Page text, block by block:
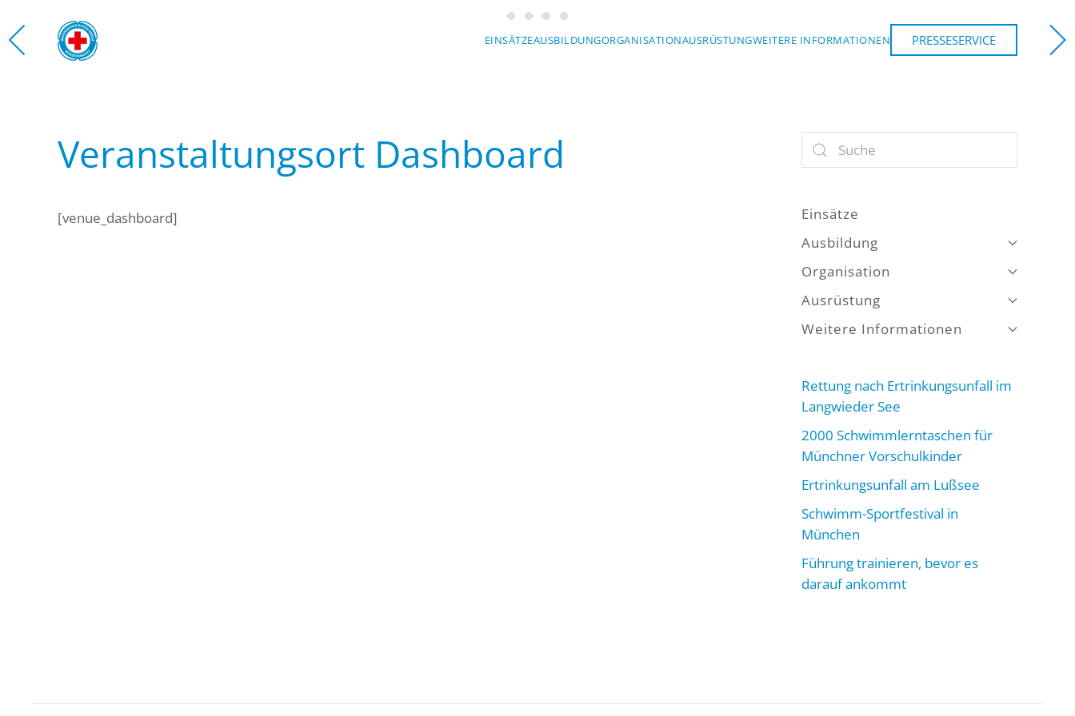
Zum Hauptinhalt springen EINSÄTZEAUSBILDUNGORGANISATIONAUSRÜSTUNGWEITERE INFORMATIONEN PRESSESERVICE
Wasserwacht München
Wasserwacht München
Wasserwacht München
Veranstaltungsort Dashboard
[venue_dashboard]
Einsätze
Ausbildung
Organisation
Ausrüstung
Weitere Informationen
Rettung nach Ertrinkungsunfall im
Langwieder See
2000 Schwimmlerntaschen für
Münchner Vorschulkinder
Ertrinkungsunfall am Lußsee
Schwimm-Sportfestival in
München
Führung trainieren, bevor es
darauf ankommt